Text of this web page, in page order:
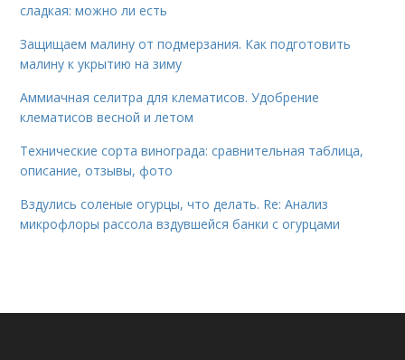
сладкая: можно ли есть
Защищаем малину от подмерзания. Как подготовить
малину к укрытию на зиму
Аммиачная селитра для клематисов. Удобрение
клематисов весной и летом
Технические сорта винограда: сравнительная таблица,
описание, отзывы, фото
Вздулись соленые огурцы, что делать. Re: Анализ
микрофлоры рассола вздувшейся банки с огурцами